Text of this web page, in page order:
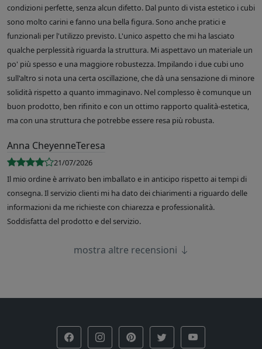
condizioni perfette, senza alcun difetto. Dal punto di vista estetico i cubi
sono molto carini e fanno una bella figura. Sono anche pratici e
funzionali per l'utilizzo previsto. L'unico aspetto che mi ha lasciato
qualche perplessità riguarda la struttura. Mi aspettavo un materiale un
po' più spesso e una maggiore robustezza. Impilando i due cubi uno
sull'altro si nota una certa oscillazione, che dà una sensazione di minore
solidità rispetto a quanto immaginavo. Nel complesso è comunque un
buon prodotto, ben rifinito e con un ottimo rapporto qualità-estetica,
ma con una struttura che potrebbe essere resa più robusta.
Anna CheyenneTeresa
21/07/2026
Il mio ordine è arrivato ben imballato e in anticipo rispetto ai tempi di
consegna. Il servizio clienti mi ha dato dei chiarimenti a riguardo delle
informazioni da me richieste con chiarezza e professionalità.
Soddisfatta del prodotto e del servizio.
mostra altre recensioni